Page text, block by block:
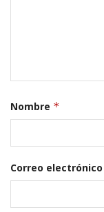
Nombre *
Correo electrónico